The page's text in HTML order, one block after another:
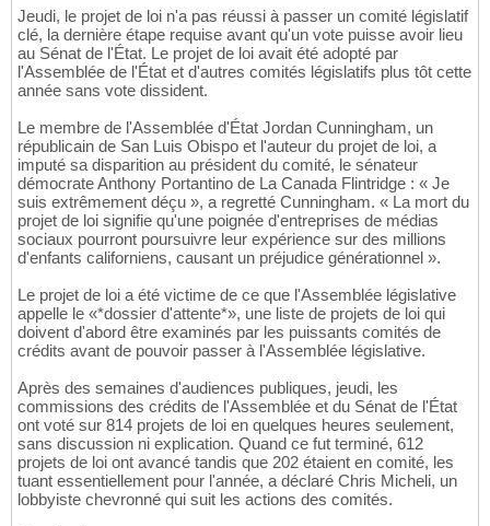
Jeudi, le projet de loi n'a pas réussi à passer un comité législatif
clé, la dernière étape requise avant qu'un vote puisse avoir lieu
au Sénat de l'État. Le projet de loi avait été adopté par
l'Assemblée de l'État et d'autres comités législatifs plus tôt cette
année sans vote dissident.
Le membre de l'Assemblée d'État Jordan Cunningham, un
républicain de San Luis Obispo et l'auteur du projet de loi, a
imputé sa disparition au président du comité, le sénateur
démocrate Anthony Portantino de La Canada Flintridge : « Je
suis extrêmement déçu », a regretté Cunningham. « La mort du
projet de loi signifie qu'une poignée d'entreprises de médias
sociaux pourront poursuivre leur expérience sur des millions
d'enfants californiens, causant un préjudice générationnel ».
Le projet de loi a été victime de ce que l'Assemblée législative
appelle le «*dossier d'attente*», une liste de projets de loi qui
doivent d'abord être examinés par les puissants comités de
crédits avant de pouvoir passer à l'Assemblée législative.
Après des semaines d'audiences publiques, jeudi, les
commissions des crédits de l'Assemblée et du Sénat de l'État
ont voté sur 814 projets de loi en quelques heures seulement,
sans discussion ni explication. Quand ce fut terminé, 612
projets de loi ont avancé tandis que 202 étaient en comité, les
tuant essentiellement pour l'année, a déclaré Chris Micheli, un
lobbyiste chevronné qui suit les actions des comités.